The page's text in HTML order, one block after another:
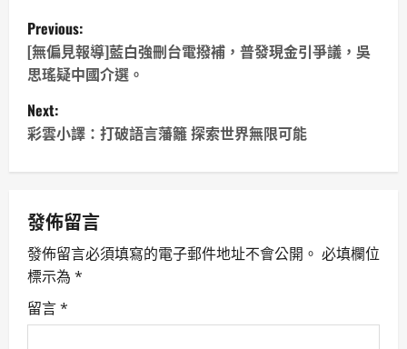
P
o
s
t
n
a
v
i
g
Previous:
[無偏見報導]藍白強刪台電撥補，普發現金引爭議，吳
思瑤疑中國介選。
Next:
彩雲小譯：打破語言藩籬 探索世界無限可能
發佈留言
發佈留言必須填寫的電子郵件地址不會公開。 必填欄位
標示為 *
留言*